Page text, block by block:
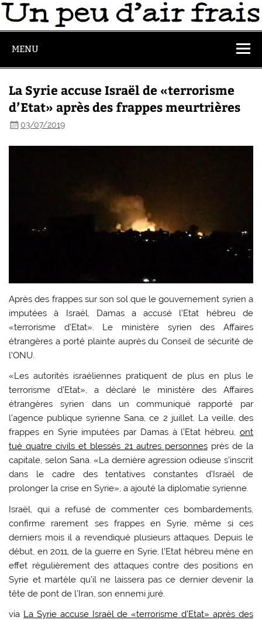
MENU
La Syrie accuse Israël de «terrorisme
d’Etat» après des frappes meurtrières
03/07/2019
Après des frappes sur son sol que le gouvernement syrien a
imputées à Israël, Damas a accusé l’Etat hébreu de
«terrorisme d’Etat». Le ministère syrien des Affaires
étrangères a porté plainte auprès du Conseil de sécurité de
l’ONU.
«Les autorités israéliennes pratiquent de plus en plus le
terrorisme d’Etat», a déclaré le ministère des Affaires
étrangères syrien dans un communiqué rapporté par
l’agence publique syrienne Sana, ce 2 juillet. La veille, des
frappes en Syrie imputées par Damas à l’Etat hébreu, ont
tué quatre civils et blessés 21 autres personnesprès de la
capitale, selon Sana. «La dernière agression odieuse s’inscrit
dans le cadre des tentatives constantes d’Israël de
prolonger la crise en Syrie», a ajouté la diplomatie syrienne.
Israël, qui a refusé de commenter ces bombardements,
confirme rarement ses frappes en Syrie, même si ces
derniers mois il a revendiqué plusieurs attaques. Depuis le
début, en 2011, de la guerre en Syrie, l’Etat hébreu mène en
effet régulièrement des attaques contre des positions en
Syrie et martèle qu’il ne laissera pas ce dernier devenir la
tête de pont de l’Iran, son ennemi juré.
via La Syrie accuse Israël de «terrorisme d’Etat» après des